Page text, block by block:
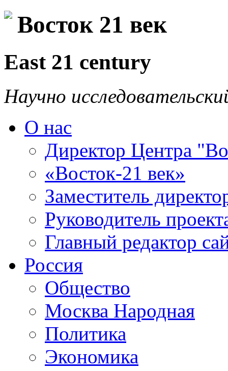
Восток 21 век
East 21 century
Научно
О нас
Директор Центра
«Восток-21 век»
Заместитель
Руководитель
Главный редактор
Россия
Общество
Москва Народная
Политика
Экономика